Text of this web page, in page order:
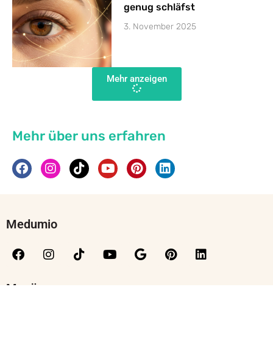
genug schläfst
3. November 2025
Mehr anzeigen
Mehr über uns erfahren
Medumio
Menü